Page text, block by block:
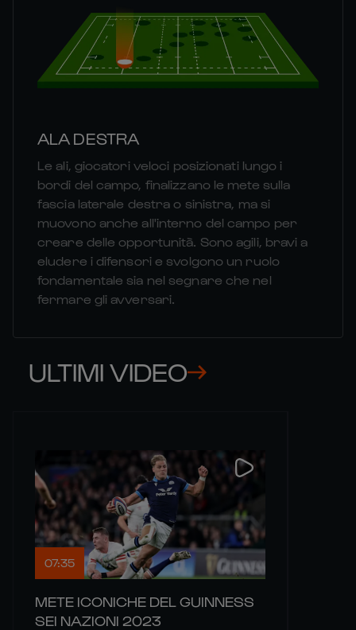
ALA DESTRA
Le ali, giocatori veloci posizionati lungo i
bordi del campo, finalizzano le mete sulla
fascia laterale destra o sinistra, ma si
muovono anche all'interno del campo per
creare delle opportunità. Sono agili, bravi a
eludere i difensori e svolgono un ruolo
fondamentale sia nel segnare che nel
fermare gli avversari.
ULTIMI VIDEO
07:35
METE ICONICHE DEL GUINNESS
SEI NAZIONI 2023